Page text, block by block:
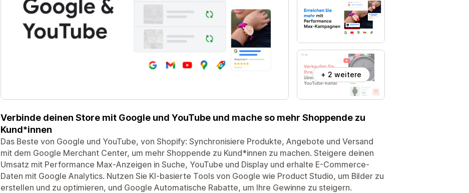
+ 2 weitere
Verbinde deinen Store mit Google und YouTube und mache so mehr Shoppende zu
Kund*innen
Das Beste von Google und YouTube, von Shopify: Synchronisiere Produkte, Angebote und Versand
mit dem Google Merchant Center, um mehr Shoppende zu Kund*innen zu machen. Steigere deinen
Umsatz mit Performance Max-Anzeigen in Suche, YouTube und Display und erhalte E-Commerce-
Daten mit Google Analytics. Nutzen Sie KI-basierte Tools von Google wie Product Studio, um Bilder zu
erstellen und zu optimieren, und Google Automatische Rabatte, um Ihre Gewinne zu steigern.